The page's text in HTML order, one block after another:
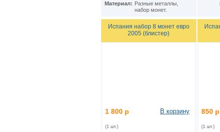
Материал: Разные металлы,
набор монет.
Испания набор 8 монет евро
2005 (блистер)
1 800 р
(1 шт.)
В корзину 850 р
(1 шт.)